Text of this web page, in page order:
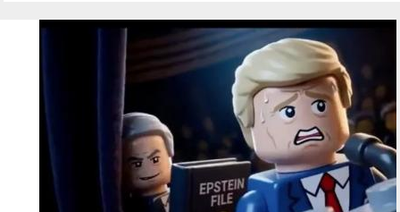
150401.jpg